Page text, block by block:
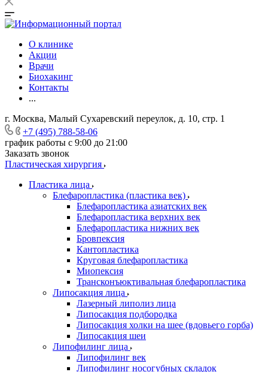
О клинике
Акции
Врачи
Биохакинг
Контакты
...
г. Москва, Малый Сухаревский переулок, д. 10, стр. 1
+7 (495) 788-58-06
график работы с 9:00 до 21:00
Заказать звонок
Пластическая хирургия
Пластика лица
Блефаропластика (пластика век)
Блефаропластика азиатских век
Блефаропластика верхних век
Блефаропластика нижних век
Бровпексия
Кантопластика
Круговая блефаропластика
Миопексия
Трансконъюктивальная блефаропластика
Липосакция лица
Лазерный липолиз лица
Липосакция подбородка
Липосакция холки на шее (вдовьего горба)
Липосакция шеи
Липофилинг лица
Липофилинг век
Липофилинг носогубных складок